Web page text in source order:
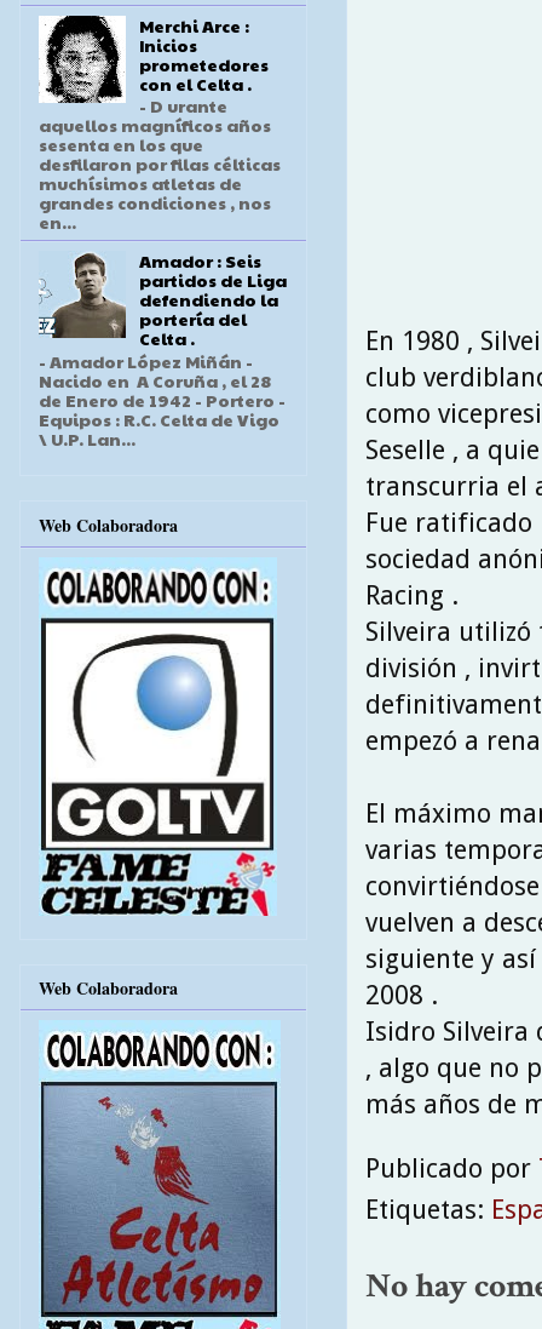
En 1980 ,
club
como
Seselle , a
transcurria el
Fue ratificado
sociedad
Racing .
Silveira utilizó
división ,
empezó a
El máximo
varias
vuelven a
siguiente y
2008 .
Isidro Silveira
, algo que no
más años de
Publicado por
Etiquetas:
No hay
Merchi Arce :
Inicios
prometedores
con el Celta .
- D urante
aquellos magníficos años
sesenta en los que
desfilaron por filas célticas
muchísimos atletas de
grandes condiciones , nos
en...
Amador : Seis
partidos de Liga
defendiendo la
portería del
Celta .
- Amador López Miñán -
Nacido en A Coruña , el 28
de Enero de 1942 - Portero -
Equipos : R.C. Celta de Vigo
\ U.P. Lan...
Web Colaboradora
Web Colaboradora